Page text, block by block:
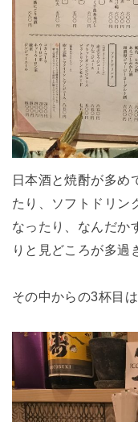
日本酒と焼酎が多め
たり、ソフトドリン
なったり、なんだか
りと見どころが多過
その中からの3杯目は